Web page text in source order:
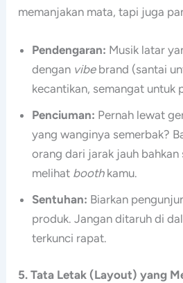
memanjakan mata, tapi juga
Pendengaran: Musik latar
dengan vibebrand (santai
kecantikan, semangat untuk
Penciuman: Pernah lewat
yang wanginya semerbak?
orang dari jarak jauh bahkan
melihat boothkamu.
Sentuhan: Biarkan
produk. Jangan ditaruh di
terkunci rapat.
5. Tata Letak (Layout) yang